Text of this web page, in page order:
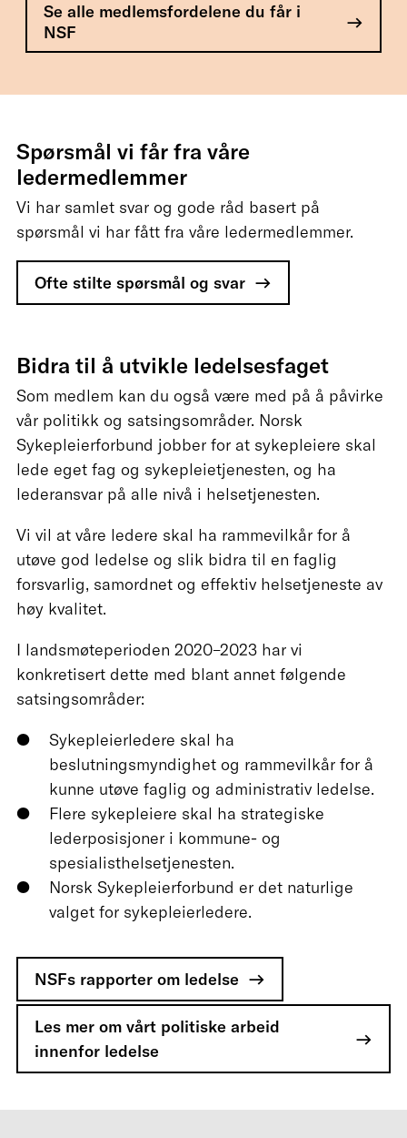
Se alle medlemsfordelene du får i
NSF
Spørsmål vi får fra våre
ledermedlemmer
Vi har samlet svar og gode råd basert på
spørsmål vi har fått fra våre ledermedlemmer.
Ofte stilte spørsmål og svar
Bidra til å utvikle ledelsesfaget
Som medlem kan du også være med på å påvirke
vår politikk og satsingsområder. Norsk
Sykepleierforbund jobber for at sykepleiere skal
lede eget fag og sykepleietjenesten, og ha
lederansvar på alle nivå i helsetjenesten.
Vi vil at våre ledere skal ha rammevilkår for å
utøve god ledelse og slik bidra til en faglig
forsvarlig, samordnet og effektiv helsetjeneste av
høy kvalitet.
I landsmøteperioden 2020–2023 har vi
konkretisert dette med blant annet følgende
satsingsområder:
Sykepleierledere skal ha
beslutningsmyndighet og rammevilkår for å
kunne utøve faglig og administrativ ledelse.
Flere sykepleiere skal ha strategiske
lederposisjoner i kommune- og
spesialisthelsetjenesten.
Norsk Sykepleierforbund er det naturlige
valget for sykepleierledere.
NSFs rapporter om ledelse
Les mer om vårt politiske arbeid
innenfor ledelse